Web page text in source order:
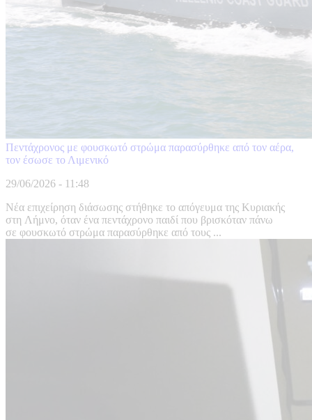
Πεντάχρονος με φουσκωτό στρώμα παρασύρθηκε από τον αέρα,
τον έσωσε το Λιμενικό
29/06/2026 - 11:48
Νέα επιχείρηση διάσωσης στήθηκε το απόγευμα της Κυριακής
στη Λήμνο, όταν ένα πεντάχρονο παιδί που βρισκόταν πάνω
σε φουσκωτό στρώμα παρασύρθηκε από τους ...